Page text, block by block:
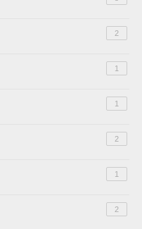
2
1
1
2
1
2